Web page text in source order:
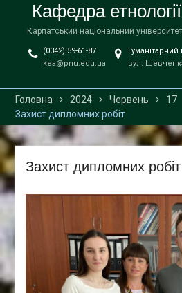
brązu nad Dniestrem»
Запрошуємо вступників
за освітньою
«Етнологія»
!
Збори трудового
колективу кафедри
Кафедра етнології
Карпатський національний
(0342) 59-61-87
kea@pnu.edu.ua
вул.
Головна 2024 Червень
17
Захист дипломних робіт
Захист дипломних робіт